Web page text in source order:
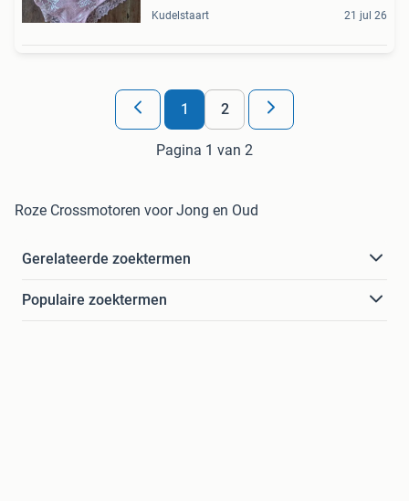
Kudelstaart 21 jul 26
1 2
Pagina 1 van 2
Roze Crossmotoren voor Jong en Oud
Gerelateerde zoektermen
Populaire zoektermen